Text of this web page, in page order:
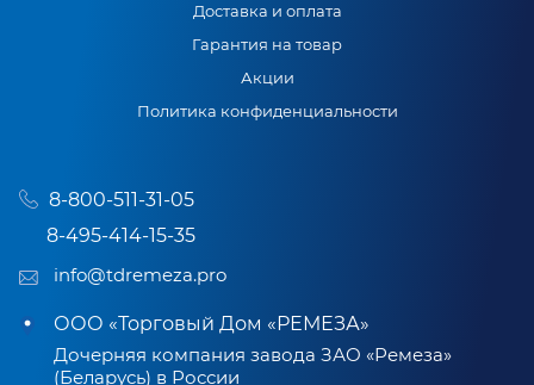
Доставка и оплата
Гарантия на товар
Акции
Политика конфиденциальности
8-800-511-31-05
8-495-414-15-35
info@tdremeza.pro
ООО «Торговый Дом «РЕМЕЗА»
Дочерняя компания завода ЗАО «Ремеза»
(Беларусь) в России